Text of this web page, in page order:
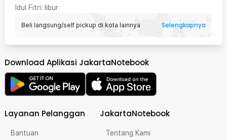
Idul Fitri: libur
Beli langsung/self pickup di kota lainnya Selengkapnya
Download Aplikasi JakartaNotebook
Layanan Pelanggan
Bantuan
JakartaNotebook
Tentang Kami